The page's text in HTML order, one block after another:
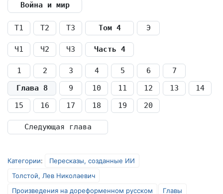
Война и мир
Т1 Т2 Т3 Том 4 Э
Ч1 Ч2 Ч3 Часть 4
1 2 3 4 5 6
7
Глава 8
9 10 11 12 13
14
15
16 17 18 19 20
Следующая глава
Категории:
Пересказы, созданные ИИ
Толстой, Лев Николаевич
Произведения на дореформенном русском
Главы